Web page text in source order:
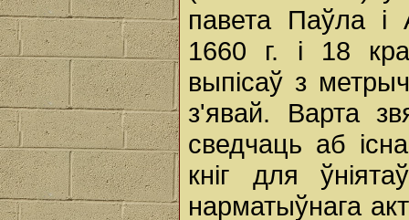
павета Паўла і
1660 г. і 18
выпісаў з
з'явай. Варта
сведчаць аб
кніг для
нарматыўнага